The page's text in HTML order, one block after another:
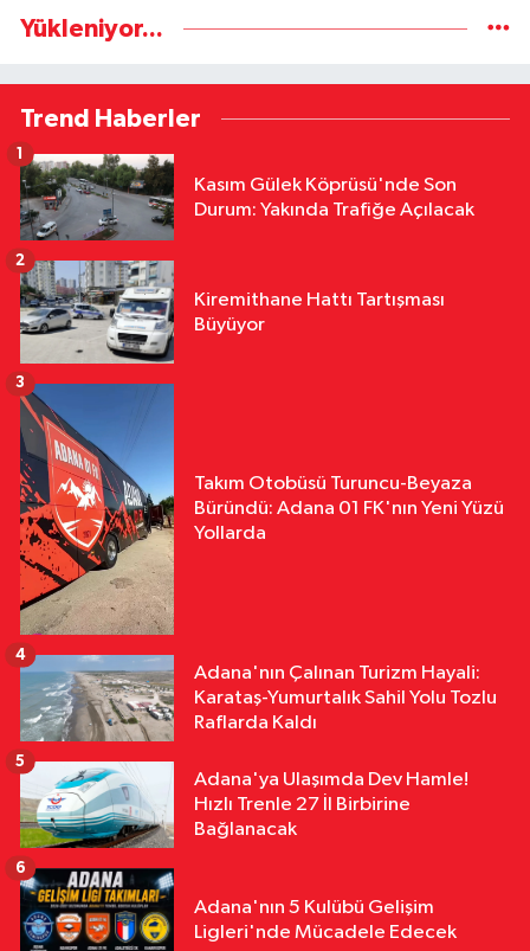
Yükleniyor...
Trend Haberler
Kasım Gülek Köprüsü'nde Son
Durum: Yakında Trafiğe Açılacak
1
Kiremithane Hattı Tartışması
Büyüyor
2
Takım Otobüsü Turuncu-Beyaza
Büründü: Adana 01 FK'nın Yeni Yüzü
Yollarda
3
Adana'nın Çalınan Turizm Hayali:
Karataş-Yumurtalık Sahil Yolu Tozlu
Raflarda Kaldı
4
Adana'ya Ulaşımda Dev Hamle!
Hızlı Trenle 27 İl Birbirine
Bağlanacak
5
Adana'nın 5 Kulübü Gelişim
Ligleri'nde Mücadele Edecek
6